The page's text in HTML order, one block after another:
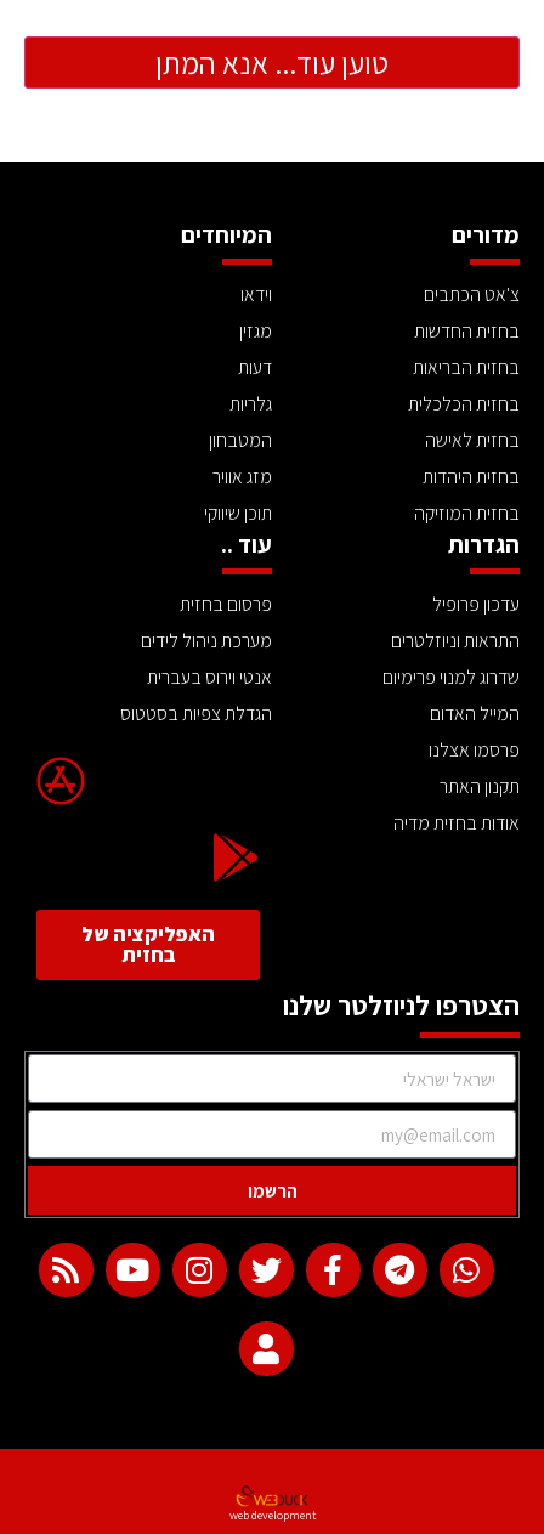
טוען עוד... אנא המתן
מדורים
צ'אט הכתבים
בחזית החדשות
בחזית הבריאות
בחזית הכלכלית
בחזית לאישה
בחזית היהדות
בחזית המוזיקה
המיוחדים
וידאו
מגזין
דעות
גלריות
המטבחון
מזג אוויר
תוכן שיווקי
הגדרות
עדכון פרופיל
התראות וניוזלטרים
שדרוג למנוי פרימיום
המייל האדום
פרסמו אצלנו
תקנון האתר
אודות בחזית מדיה
עוד ..
פרסום בחזית
מערכת ניהול לידים
אנטי וירוס בעברית
הגדלת צפיות בסטטוס
האפליקציה של
בחזית
הצטרפו לניוזלטר שלנו
הרשמו
web development